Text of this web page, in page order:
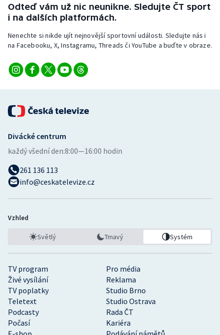
Ostatní
Odteď vám už nic neunikne. Sledujte ČT sport
i na dalších platformách.
Nenechte si nikde ujít nejnovější sportovní události. Sledujte nás i
na Facebooku, X, Instagramu, Threads či YouTube a buďte v obraze.
TV program
Pro média
Živé vysílání
Reklama
TV poplatky
Studio Brno
Teletext
Studio Ostrava
Podcasty
Rada ČT
Počasí
Kariéra
Divácké centrum
každý všední den:8:00—16:00 hodin
261 136 113
info@ceskatelevize.cz
Vzhled
Světlý Tmavý Systém